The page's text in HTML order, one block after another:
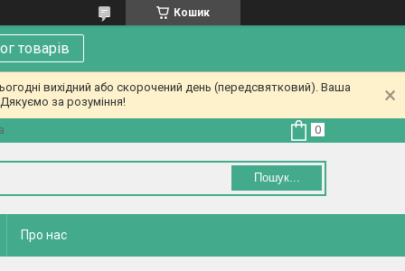
Кошик
товарів
вихідний або скорочений день (передсвятковий). Ваша
за розуміння!
Пошук...
Про нас